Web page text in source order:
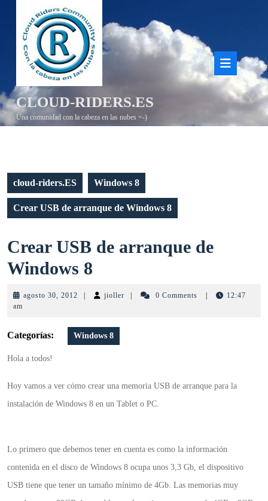
contenido
CLOUD-RIDERS.ES
Una comunidad con la cabeza en las nubes =-)
de
cloud-riders.ES Windows 8
Crear USB de arranque de Windows 8
Crear USB de arranque de
Windows 8
USB
arranque
8
agosto 30, 2012 agosto jioller jioller 0 Comments
12:47
am
Categorías: Windows 8
Hola a todos!
Hoy vamos a ver cómo crear una memoria USB de arranque para la
instalación de Windows 8 en un Tablet o PC.
Lo primero que debemos tener en cuenta es como la información
contenida en el disco de Windows 8 ocupa unos 3,3 Gb, el dispositivo
USB tiene que tener un tamaño mínimo de 4Gb. Las memorias muy